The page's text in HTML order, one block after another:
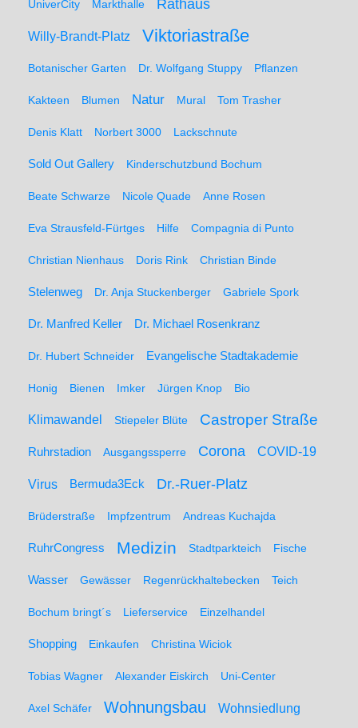
UniverCity Markthalle Rathaus
Willy-Brandt-Platz Viktoriastraße
Botanischer Garten Dr. Wolfgang Stuppy Pflanzen
Kakteen Blumen Natur Mural Tom Trasher
Denis Klatt Norbert 3000 Lackschnute
Sold Out Gallery Kinderschutzbund Bochum
Beate Schwarze Nicole Quade Anne Rosen
Eva Strausfeld-Fürtges Hilfe Compagnia di Punto
Christian Nienhaus Doris Rink Christian Binde
Stelenweg Dr. Anja Stuckenberger Gabriele Spork
Dr. Manfred Keller Dr. Michael Rosenkranz
Dr. Hubert Schneider Evangelische Stadtakademie
Honig Bienen Imker Jürgen Knop Bio
Klimawandel Stiepeler Blüte Castroper Straße
Ruhrstadion Ausgangssperre Corona COVID-19
Virus Bermuda3Eck Dr.-Ruer-Platz
Brüderstraße Impfzentrum Andreas Kuchajda
RuhrCongress Medizin Stadtparkteich Fische
Wasser Gewässer Regenrückhaltebecken Teich
Bochum bringt´s Lieferservice Einzelhandel
Shopping Einkaufen Christina Wiciok
Tobias Wagner Alexander Eiskirch Uni-Center
Axel Schäfer Wohnungsbau Wohnsiedlung